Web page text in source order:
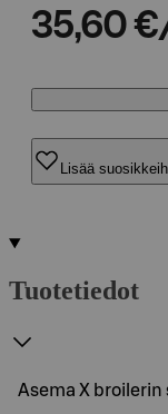
35,60
Lisää
Tuotetiedot
Asema X